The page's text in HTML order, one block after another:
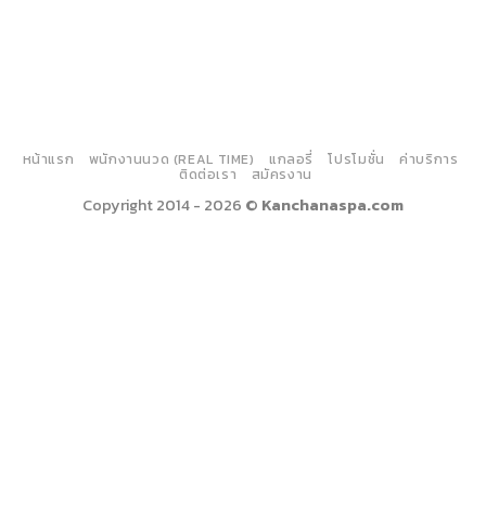
หน้าแรก พนักงานนวด (REAL TIME) แกลอรี่ โปรโมชั่น ค่าบริการ
ติดต่อเรา สมัครงาน
Copyright 2014 - 2026 © Kanchanaspa.com